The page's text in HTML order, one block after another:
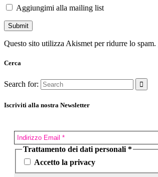
Aggiungimi alla mailing list
Questo sito utilizza Akismet per ridurre lo spam.
Cerca
Search for:
Iscriviti alla nostra Newsletter
Trattamento dei dati personali *
Accetto la privacy